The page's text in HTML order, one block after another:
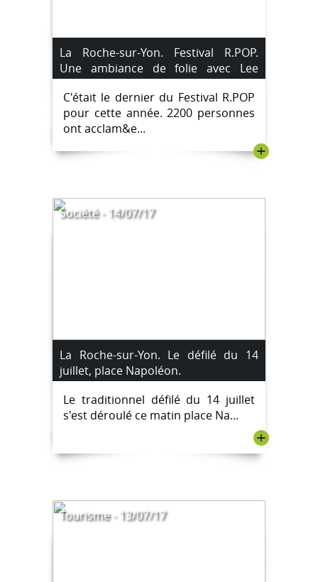
La Roche-sur-Yon. Festival R.POP.
Une ambiance de folie avec Lee
Fields.
C'était le dernier du Festival R.POP
pour cette année. 2200 personnes
ont acclam&e...
+
Société - 14/07/17
La Roche-sur-Yon. Le défilé du 14
juillet, place Napoléon.
Le traditionnel défilé du 14 juillet
s'est déroulé ce matin place Na...
+
Tourisme - 13/07/17